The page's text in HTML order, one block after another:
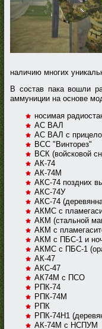
наличию многих
В состав пака вошли
аммуниции на основе
носимая
АС ВАЛ
АС ВАЛ с
ВСС "Винторез"
ВСК (войсковой
АК-74
АК-74М
АКС-74 поздних
АКС-74У
АКС-74
АКМС с
АКМ (стальной
АКМ с
АКМ с ПБС-1 и
АКМС с ПБС-1
АК-47
АКС-47
АК74М с ПСО
РПК-74
РПК-74М
РПК
РПК-74Н1
АК-74М с НСПУМ